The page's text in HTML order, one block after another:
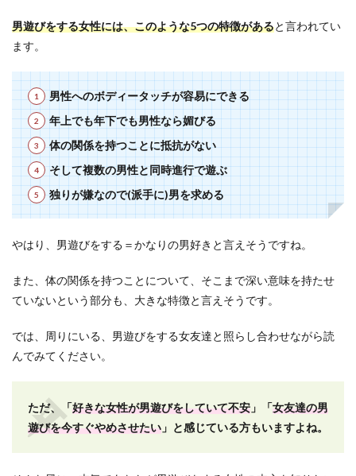
男遊びをする女性には、このような5つの特徴があると言われてい
ます。
男性へのボディータッチが容易にできる
年上でも年下でも男性なら媚びる
体の関係を持つことに抵抗がない
そして複数の男性と同時進行で遊ぶ
独りが嫌なので(派手に)男を求める
やはり、男遊びをする＝かなりの男好きと言えそうですね。
また、体の関係を持つことについて、そこまで深い意味を持たせ
ていないという部分も、大きな特徴と言えそうです。
では、周りにいる、男遊びをする女友達と照らし合わせながら読
んでみてください。
ただ、「好きな女性が男遊びをしていて不安 」「女友達の男
遊びを今すぐやめさせたい 」と感じている方もいますよね。